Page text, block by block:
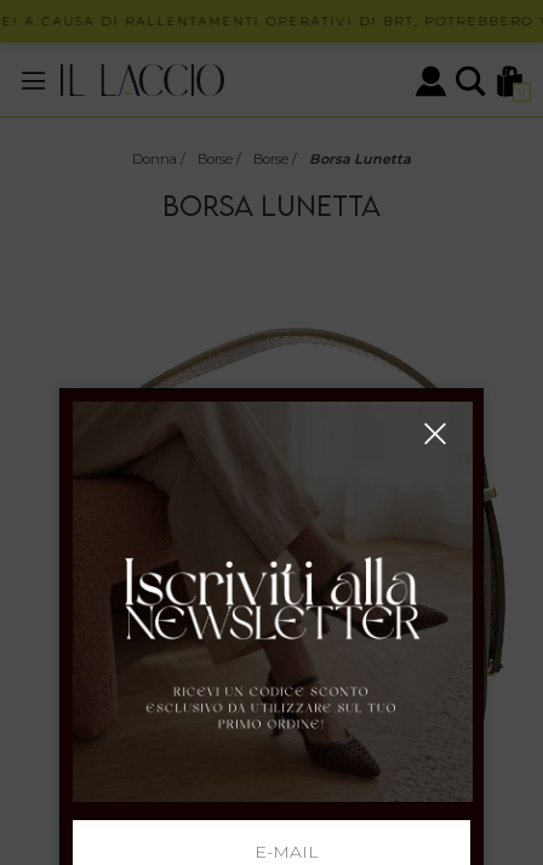
A CAUSA DI RALLENTAMENTI OPERATIVI DI BRT,
0
Donna / Borse / Borse / Borsa Lunetta
BORSA LUNETTA